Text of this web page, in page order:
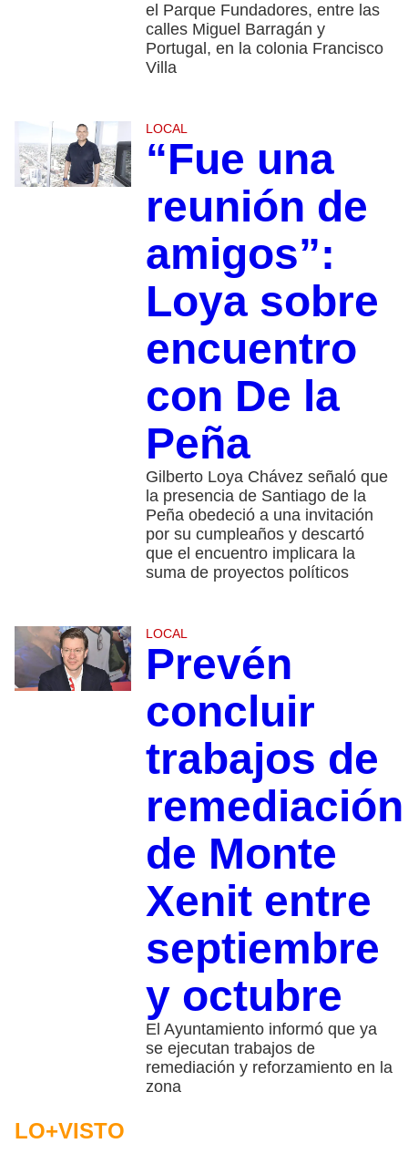
el Parque Fundadores, entre las
calles Miguel Barragán y
Portugal, en la colonia Francisco
Villa
LOCAL
“Fue una
reunión de
amigos”:
Loya sobre
encuentro
con De la
Peña
Gilberto Loya Chávez señaló que
la presencia de Santiago de la
Peña obedeció a una invitación
por su cumpleaños y descartó
que el encuentro implicara la
suma de proyectos políticos
LOCAL
Prevén
concluir
trabajos de
remediación
de Monte
Xenit entre
septiembre
y octubre
El Ayuntamiento informó que ya
se ejecutan trabajos de
remediación y reforzamiento en la
zona
LO+VISTO